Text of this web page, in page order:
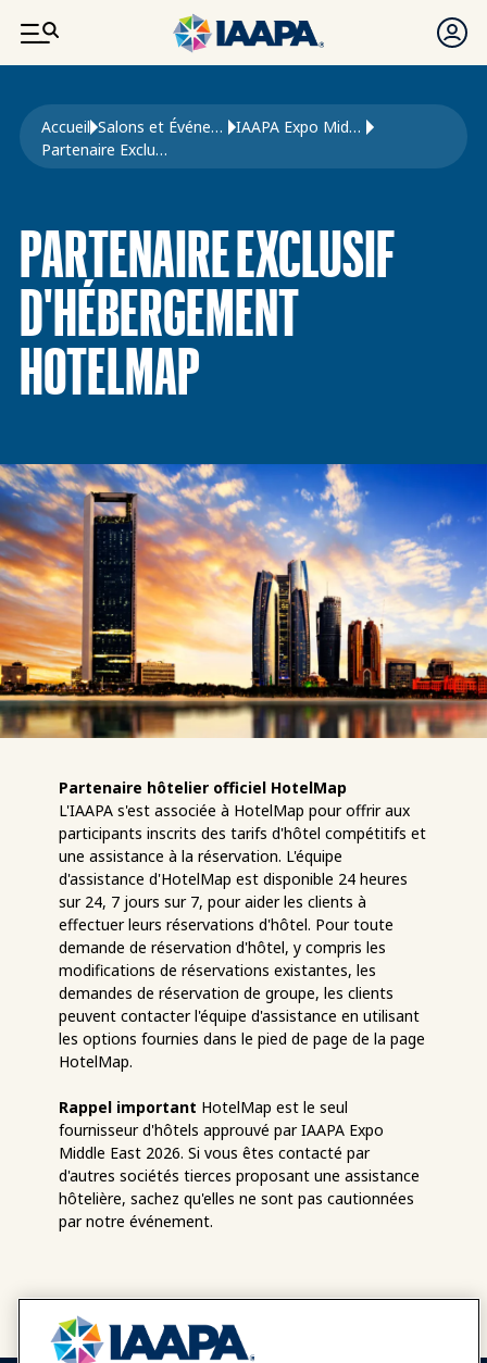
ALLER AU CONTENU PRINCIPAL
Fil d'Ariane
Accueil Salons et Événements
IAAPA Expo Middle East
Partenaire Exclusif D'hébergement HotelMap
PARTENAIRE EXCLUSIF
D'HÉBERGEMENT
HOTELMAP
Partenaire hôtelier officiel HotelMap
L'IAAPA s'est associée à HotelMap pour offrir aux
participants inscrits des tarifs d'hôtel compétitifs et
une assistance à la réservation. L'équipe
d'assistance d'HotelMap est disponible 24 heures
sur 24, 7 jours sur 7, pour aider les clients à
effectuer leurs réservations d'hôtel. Pour toute
demande de réservation d'hôtel, y compris les
modifications de réservations existantes, les
demandes de réservation de groupe, les clients
peuvent contacter l'équipe d'assistance en utilisant
les options fournies dans le pied de page de la page
HotelMap.
Rappel important HotelMap est le seul
fournisseur d'hôtels approuvé par IAAPA Expo
Middle East 2026. Si vous êtes contacté par
d'autres sociétés tierces proposant une assistance
hôtelière, sachez qu'elles ne sont pas cautionnées
par notre événement.